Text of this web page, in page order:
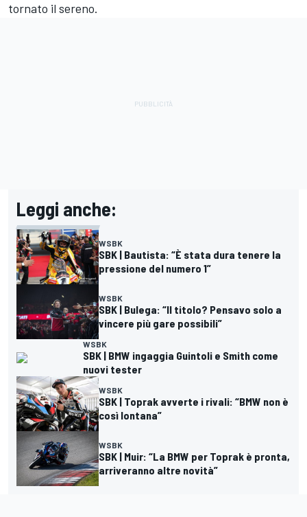
tornato il sereno.
Leggi anche:
WSBK
SBK | Bautista: “È stata dura tenere la
pressione del numero 1”
WSBK
SBK | Bulega: “Il titolo? Pensavo solo a
vincere più gare possibili”
WSBK
SBK | BMW ingaggia Guintoli e Smith come
nuovi tester
WSBK
SBK | Toprak avverte i rivali: “BMW non è
così lontana”
WSBK
SBK | Muir: “La BMW per Toprak è pronta,
arriveranno altre novità”